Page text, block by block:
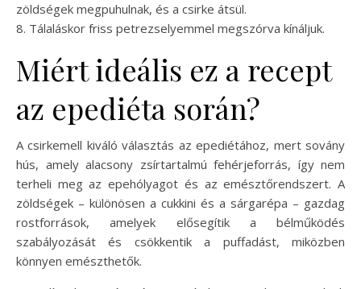
zöldségek megpuhulnak, és a csirke átsül.
8. Tálaláskor friss petrezselyemmel megszórva kínáljuk.
Miért ideális ez a recept
az epediéta során?
A csirkemell kiváló választás az epediétához, mert sovány
hús, amely alacsony zsírtartalmú fehérjeforrás, így nem
terheli meg az epehólyagot és az emésztőrendszert. A
zöldségek – különösen a cukkini és a sárgarépa – gazdag
rostforrások, amelyek elősegítik a bélműködés
szabályozását és csökkentik a puffadást, miközben
könnyen emészthetők.